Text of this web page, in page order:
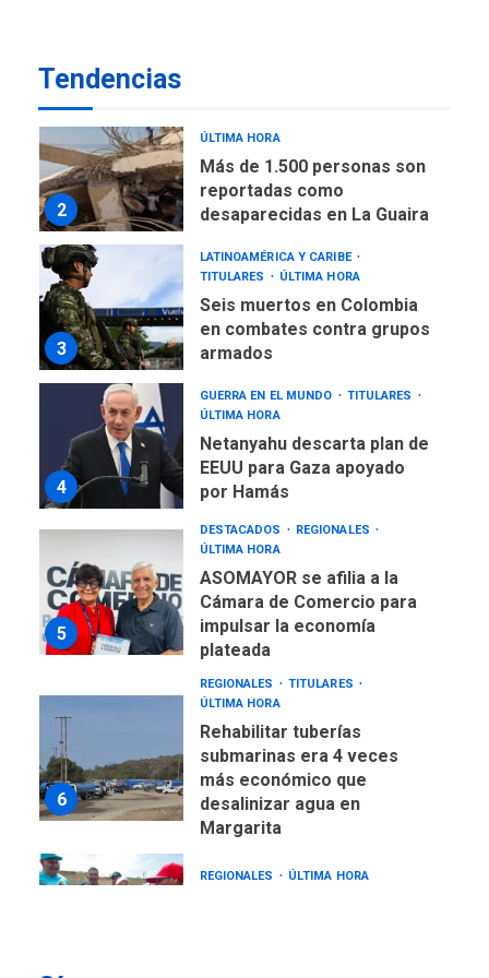
Tendencias
2
ÚLTIMA HORA
Más de 1.500 personas son
reportadas como
desaparecidas en La Guaira
3
LATINOAMÉRICA Y CARIBE
TITULARES
ÚLTIMA HORA
Seis muertos en Colombia
en combates contra grupos
armados
4
GUERRA EN EL MUNDO
TITULARES
ÚLTIMA HORA
Netanyahu descarta plan de
EEUU para Gaza apoyado
por Hamás
5
DESTACADOS
REGIONALES
ÚLTIMA HORA
ASOMAYOR se afilia a la
Cámara de Comercio para
impulsar la economía
plateada
6
REGIONALES
TITULARES
ÚLTIMA HORA
Rehabilitar tuberías
submarinas era 4 veces
más económico que
desalinizar agua en
Margarita
REGIONALES ÚLTIMA HORA